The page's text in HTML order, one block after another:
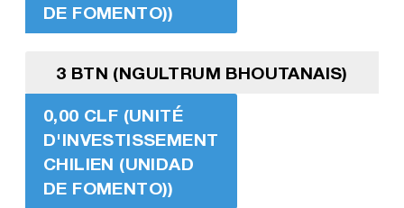
DE FOMENTO))
3 BTN (NGULTRUM BHOUTANAIS)
0,00 CLF (UNITÉ
D'INVESTISSEMENT
CHILIEN (UNIDAD
DE FOMENTO))